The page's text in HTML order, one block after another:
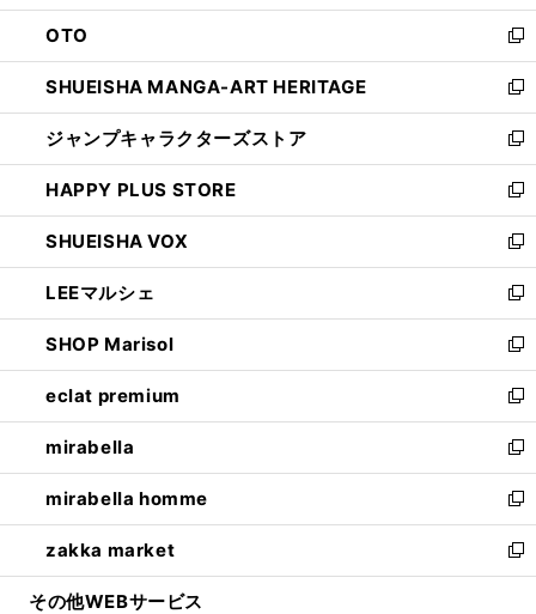
ウ
で
開
く
ン
ド
ウ
で
開
く
OTO
新
し
い
ウ
ィ
ン
ド
ウ
で
開
く
SHUEISHA MANGA-ART HERITAGE
新
し
い
ウ
ィ
ン
ド
ウ
で
開
く
ジャンプキャラクターズストア
新
し
い
ウ
ィ
ン
ド
ウ
で
開
く
HAPPY PLUS STORE
新
し
い
ウ
ィ
ン
ド
ウ
で
開
く
SHUEISHA VOX
新
し
い
ウ
ィ
ン
ド
ウ
で
開
く
LEEマルシェ
新
し
い
ウ
ィ
ン
ド
ウ
で
開
く
SHOP Marisol
新
し
い
ウ
ィ
ン
ド
ウ
で
開
eclat premium
新
し
い
ウ
ィ
ン
ド
ウ
mirabella
新
し
い
ウ
ィ
ン
mirabella homme
新
し
い
ウ
zakka market
新
し
その他WEBサービス